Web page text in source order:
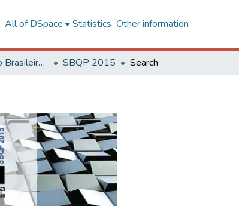
All of DSpace Statistics Other information
SBQP - Simpósio Brasileiro de Qualidade do Projeto no Ambiente Construído SBQP 2015 Search